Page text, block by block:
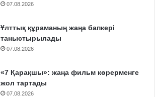
07.08.2026
Ұлттық құраманың жаңа бапкері
таныстырылады
07.08.2026
«7 Қарақшы»: жаңа фильм көрерменге
жол тартады
07.08.2026